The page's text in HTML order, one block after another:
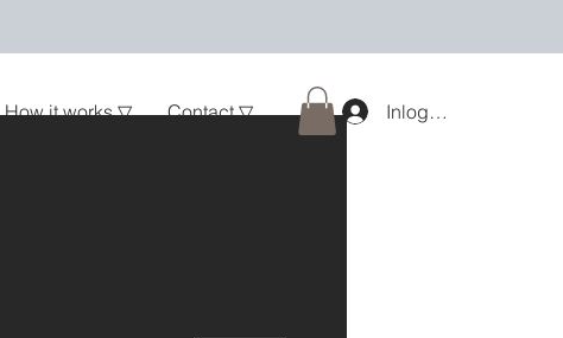
How it works ▽ Contact ▽ Inloggen